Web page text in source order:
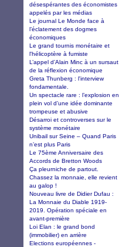
désespérantes des économistes
appelés par les médias
Le journal Le Monde face à
l’éclatement des dogmes
économiques
Le grand tournis monétaire et
l'hélicoptère à fumiste
L’appel d’Alain Minc à un sursaut
de la réflexion économique
Greta Thunberg : l'interview
fondamentale.
Un spectacle rare : l’explosion en
plein vol d’une idée dominante
trompeuse et abusive
Désarroi et controverses sur le
système monétaire
Unibail sur Seine – Quand Paris
n’est plus Paris
Le 75ème Anniversaire des
Accords de Bretton Woods
Ça pleurniche de partout.
Chassez la monnaie, elle revient
au galop !
Nouveau livre de Didier Dufau :
La Monnaie du Diable 1919-
2019. Opération spéciale en
avant-première
Loi Elan : le grand bond
(immobilier) en arrière
Elections européennes -